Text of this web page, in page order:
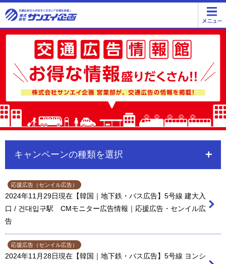
キャンペーンの種類を選択
応援広告（センイル広告）
2024年11月29日現在【韓国｜地下鉄・バス広告】5号線 建大入
口 / 건대입구駅 CMモニター広告情報｜応援広告・センイル広
告
応援広告（センイル広告）
2024年11月28日現在【韓国｜地下鉄・バス広告】5号線 ヨンシ